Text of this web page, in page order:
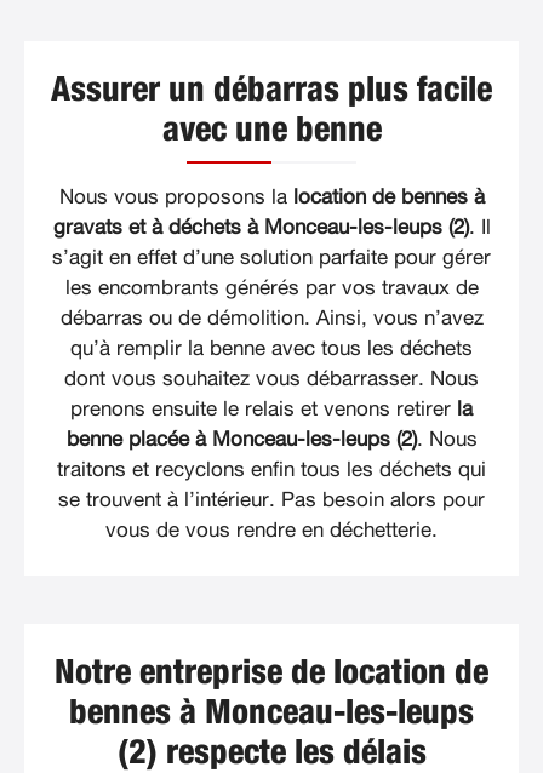
Assurer un débarras plus facile
avec une benne
Nous vous proposons la location de bennes à
gravats et à déchets à Monceau-les-leups (2). Il
s’agit en effet d’une solution parfaite pour gérer
les encombrants générés par vos travaux de
débarras ou de démolition. Ainsi, vous n’avez
qu’à remplir la benne avec tous les déchets
dont vous souhaitez vous débarrasser. Nous
prenons ensuite le relais et venons retirer la
benne placée à Monceau-les-leups (2). Nous
traitons et recyclons enfin tous les déchets qui
se trouvent à l’intérieur. Pas besoin alors pour
vous de vous rendre en déchetterie.
Notre entreprise de location de
bennes à Monceau-les-leups
(2) respecte les délais